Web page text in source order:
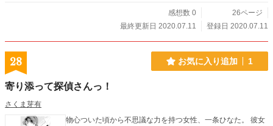
感想数 0
26ページ
最終更新日 2020.07.11
登録日 2020.07.11
28 お気に入り追加 1
寄り添って探偵さんっ！
さくま芽有
物心ついた頃から不思議な力を持つ女性、一条ひなた。 彼女